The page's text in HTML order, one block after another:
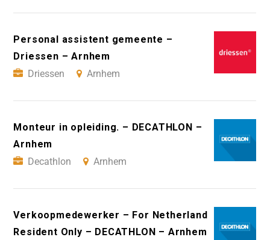
Personal assistent gemeente –
Driessen – Arnhem
Driessen
Arnhem
Monteur in opleiding. – DECATHLON –
Arnhem
Decathlon
Arnhem
Verkoopmedewerker – For Netherland
Resident Only – DECATHLON – Arnhem